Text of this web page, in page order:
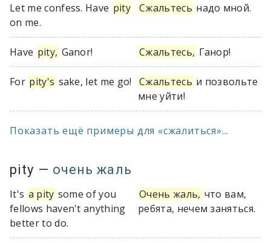
Let me confess. Have pity
on me.
Сжальтесь надо мной.
Have pity, Ganor! Сжальтесь, Ганор!
For pity's sake, let me go! Сжальтесь и позвольте
мне уйти!
Показать ещё примеры для «сжалиться»...
pity — очень жаль
It's a pity some of you
fellows haven't anything
better to do.
Очень жаль, что вам,
ребята, нечем заняться.